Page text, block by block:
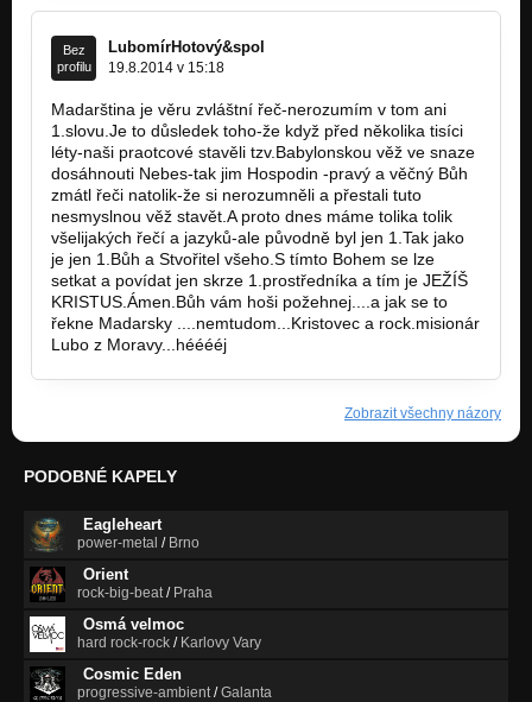
Bez
profilu
LubomírHotový&spol
19.8.2014 v 15:18
Madarština je věru zvláštní řeč-nerozumím v tom ani
1.slovu.Je to důsledek toho-že když před několika tisíci
léty-naši praotcové stavěli tzv.Babylonskou věž ve snaze
dosáhnouti Nebes-tak jim Hospodin -pravý a věčný Bůh
zmátl řeči natolik-že si nerozumněli a přestali tuto
nesmyslnou věž stavět.A proto dnes máme tolika tolik
všelijakých řečí a jazyků-ale původně byl jen 1.Tak jako
je jen 1.Bůh a Stvořitel všeho.S tímto Bohem se lze
setkat a povídat jen skrze 1.prostředníka a tím je JEŽÍŠ
KRISTUS.Ámen.Bůh vám hoši požehnej....a jak se to
řekne Madarsky ....nemtudom...Kristovec a rock.misionár
Lubo z Moravy...hééééj
Zobrazit všechny názory
PODOBNÉ KAPELY
Eagleheart
power-metal / Brno
Orient
rock-big-beat / Praha
Osmá velmoc
hard rock-rock / Karlovy Vary
Cosmic Eden
progressive-ambient /Galanta